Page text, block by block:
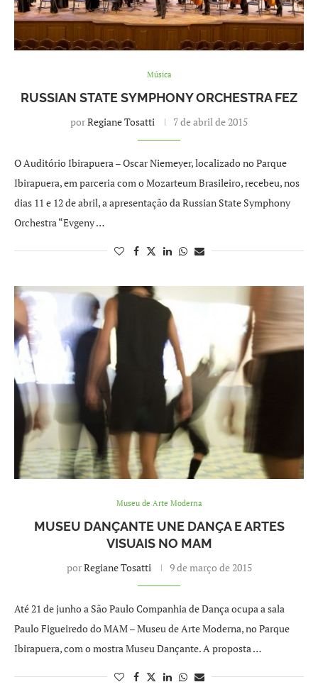
Música
RUSSIAN STATE SYMPHONY ORCHESTRA FEZ
porRegiane Tosatti 7 de abril de 2015
O Auditório Ibirapuera – Oscar Niemeyer, localizado no Parque
Ibirapuera, em parceria com o Mozarteum Brasileiro, recebeu, nos
dias 11 e 12 de abril, a apresentação da Russian State Symphony
Orchestra “Evgeny …
Museu de Arte Moderna
MUSEU DANÇANTE UNE DANÇA E ARTES
VISUAIS NO MAM
porRegiane Tosatti 9 de março de 2015
Até 21 de junho a São Paulo Companhia de Dança ocupa a sala
Paulo Figueiredo do MAM – Museu de Arte Moderna, no Parque
Ibirapuera, com o mostra Museu Dançante. A proposta …